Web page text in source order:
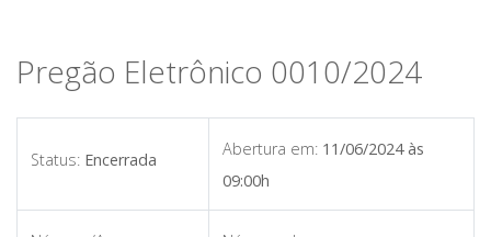
Pregão Eletrônico 0010/2024
Status: Encerrada
Abertura em: 11/06/2024 às
09:00h